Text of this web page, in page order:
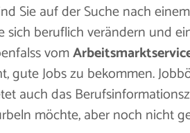
Sie auf der Suche nach
sich beruflich verändern und
vom
gute Jobs zu bekommen.
auch das
möchte, aber noch nicht